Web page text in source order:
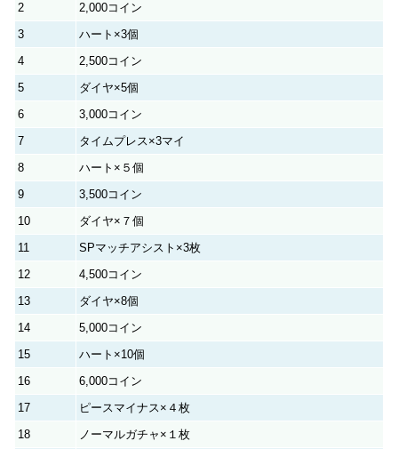
2
2,000コイン
3
ハート×3個
4
2,500コイン
5
ダイヤ×5個
6
3,000コイン
7
タイムプレス×3マイ
8
ハート×５個
9
3,500コイン
10
ダイヤ×７個
11
SPマッチアシスト×3枚
12
4,500コイン
13
ダイヤ×8個
14
5,000コイン
15
ハート×10個
16
6,000コイン
17
ピースマイナス×４枚
18
ノーマルガチャ×１枚